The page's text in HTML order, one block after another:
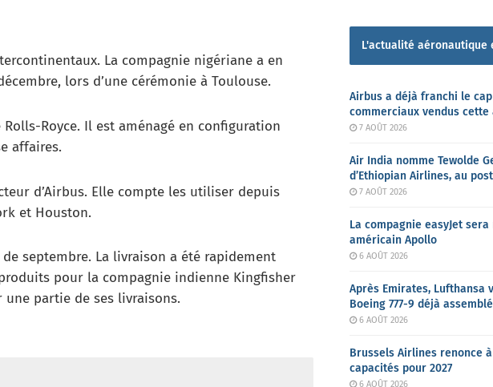
La compagnie nigériane a en
lors d’une cérémonie à Toulouse.
Royce. Il est aménagé en configuration
affaires.
d’Airbus. Elle compte les utiliser depuis
et Houston.
septembre. La livraison a été rapidement
pour la compagnie indienne Kingfisher
partie de ses livraisons.
L'actualité aéronautique
Airbus a déjà franchi le
commerciaux vendus cette
7 AOÛT 2026
Air India nomme Tewolde
d’Ethiopian Airlines, au
7 AOÛT 2026
La compagnie easyJet
américain Apollo
6 AOÛT 2026
Après Emirates, Lufthansa
Boeing 777-9 déjà
6 AOÛT 2026
Brussels Airlines renonce
capacités pour 2027
6 AOÛT 2026